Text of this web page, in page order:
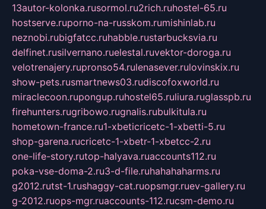
13autor-kolonka.rusormol.ru2rich.ruhostel-65.ru
hostserve.ruporno-na-russkom.rumishinlab.ru
neznobi.rubigfatcc.ruhabble.rustarbucksvia.ru
delfinet.rusilvernano.ruelestal.ruvektor-doroga.ru
velotrenajery.rupronso54.rulenasever.rulovinskix.ru
show-pets.rusmartnews03.rudiscofoxworld.ru
miraclecoon.rupongup.ruhostel65.ruliura.ruglasspb.ru
firehunters.rugribowo.rugnalis.rubulkitula.ru
hometown-france.ru1-xbeticricetc-1-xbetti-5.ru
shop-garena.rucricetc-1-xbetr-1-xbetcc-2.ru
one-life-story.rutop-halyava.ruaccounts112.ru
poka-vse-doma-2.ru3-d-file.ruhahahaharms.ru
g2012.rutst-1.rushaggy-cat.ruopsmgr.ruev-gallery.ru
g-2012.ruops-mgr.ruaccounts-112.rucsm-demo.ru